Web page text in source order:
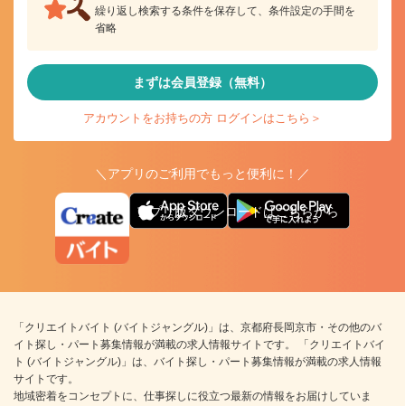
繰り返し検索する条件を保存して、条件設定の手間を
省略
まずは会員登録（無料）
アカウントをお持ちの方 ログインはこちら＞
＼アプリのご利用でもっと便利に！／
アプリ版ダウンロードはこちらから
「クリエイトバイト (バイトジャングル)」は、京都府長岡京市・その他のバ
イト探し・パート募集情報が満載の求人情報サイトです。 「クリエイトバイ
ト (バイトジャングル)」は、バイト探し・パート募集情報が満載の求人情報
サイトです。
地域密着をコンセプトに、仕事探しに役立つ最新の情報をお届けしていま